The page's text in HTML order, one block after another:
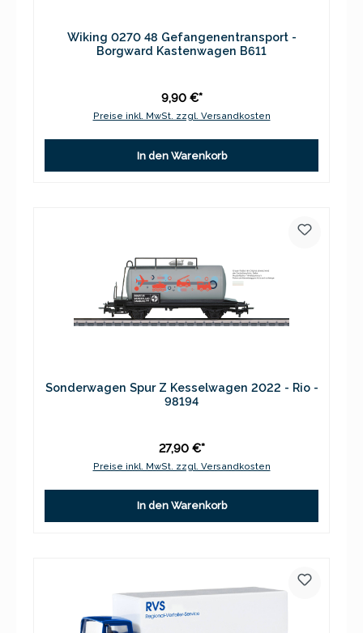
Wiking 0270 48 Gefangenentransport -
Borgward Kastenwagen B611
9,90 €*
Preise inkl. MwSt. zzgl. Versandkosten
In den Warenkorb
Sonderwagen Spur Z Kesselwagen 2022 - Rio -
98194
27,90 €*
Preise inkl. MwSt. zzgl. Versandkosten
In den Warenkorb